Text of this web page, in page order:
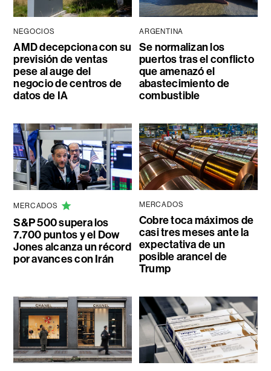
NEGOCIOS
AMD decepciona con su
previsión de ventas
pese al auge del
negocio de centros de
datos de IA
ARGENTINA
Se normalizan los
puertos tras el conflicto
que amenazó el
abastecimiento de
combustible
MERCADOS
S&P 500 supera los
7.700 puntos y el Dow
Jones alcanza un récord
por avances con Irán
MERCADOS
Cobre toca máximos de
casi tres meses ante la
expectativa de un
posible arancel de
Trump